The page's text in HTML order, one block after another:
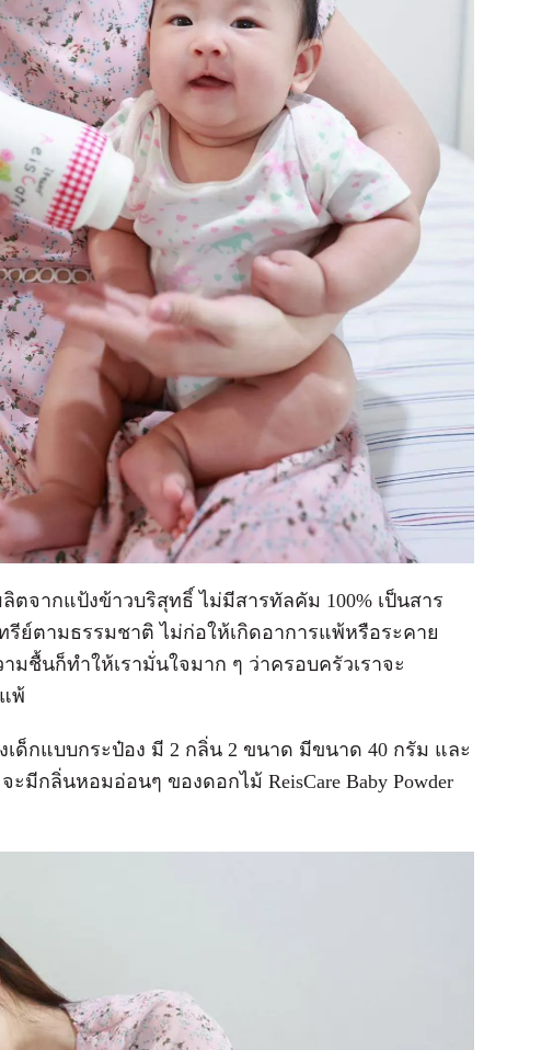
ตจากแป้งข้าวบริสุทธิ์ ไม่มีสารทัลคัม 100% เป็นสาร
ย์ตามธรรมชาติ ไม่ก่อให้เกิดอาการแพ้หรือระคาย
ชื้นก็ทำให้เรามั่นใจมาก ๆ ว่าครอบครัวเราจะ
พ้
เด็กแบบกระป๋อง มี 2 กลิ่น 2 ขนาด มีขนาด 40 กรัม และ
จะมีกลิ่นหอมอ่อนๆ ของดอกไม้ ReisCare Baby Powder